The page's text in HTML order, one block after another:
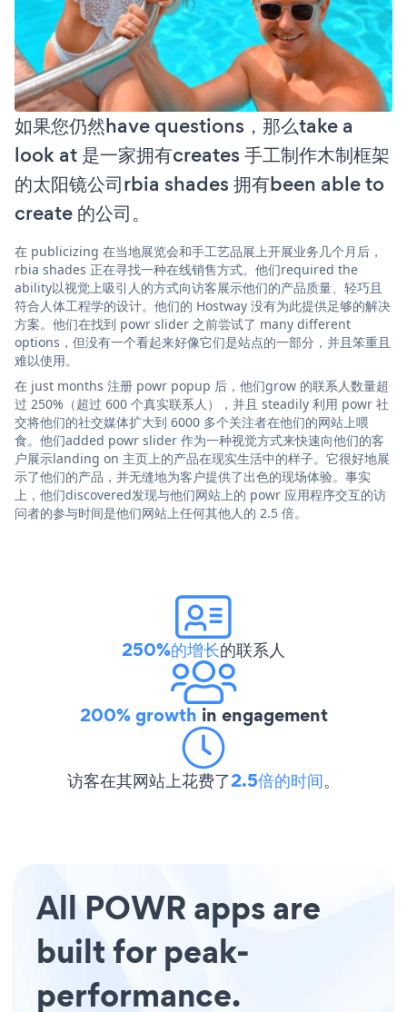
如果您仍然have questions，那么take a
look at 是一家拥有creates 手工制作木制框架
的太阳镜公司rbia shades 拥有been able to
create 的公司。
在 publicizing 在当地展览会和手工艺品展上开展业务几个月后，
rbia shades 正在寻找一种在线销售方式。他们required the
ability以视觉上吸引人的方式向访客展示他们的产品质量、轻巧且
符合人体工程学的设计。他们的 Hostway 没有为此提供足够的解决
方案。他们在找到 powr slider 之前尝试了 many different
options，但没有一个看起来好像它们是站点的一部分，并且笨重且
难以使用。
在 just months 注册 powr popup 后，他们grow 的联系人数量超
过 250%（超过 600 个真实联系人），并且 steadily 利用 powr 社
交将他们的社交媒体扩大到 6000 多个关注者在他们的网站上喂
食。他们added powr slider 作为一种视觉方式来快速向他们的客
户展示landing on 主页上的产品在现实生活中的样子。它很好地展
示了他们的产品，并无缝地为客户提供了出色的现场体验。事实
上，他们discovered发现与他们网站上的 powr 应用程序交互的访
问者的参与时间是他们网站上任何其他人的 2.5 倍。
250%的增长的联系人
200% growth in engagement
访客在其网站上花费了2.5倍的时间。
All POWR apps are
built for peak-
performance.